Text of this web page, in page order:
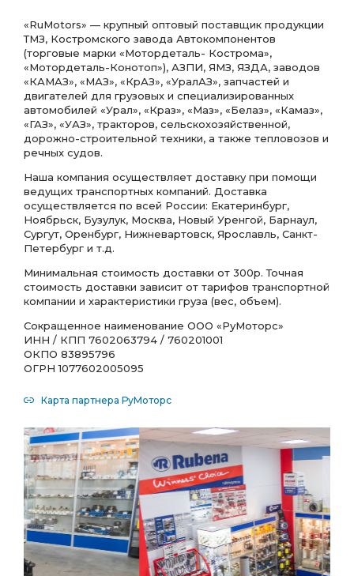
«RuMotors» — крупный оптовый поставщик продукции
ТМЗ, Костромского завода Автокомпонентов
(торговые марки «Мотордеталь- Кострома»,
«Мотордеталь-Конотоп»), АЗПИ, ЯМЗ, ЯЗДА, заводов
«КАМАЗ», «МАЗ», «КрАЗ», «УралАЗ», запчастей и
двигателей для грузовых и специализированных
автомобилей «Урал», «Краз», «Маз», «Белаз», «Камаз»,
«ГАЗ», «УАЗ», тракторов, сельскохозяйственной,
дорожно-строительной техники, а также тепловозов и
речных судов.
Наша компания осуществляет доставку при помощи
ведущих транспортных компаний. Доставка
осуществляется по всей России: Екатеринбург,
Ноябрьск, Бузулук, Москва, Новый Уренгой, Барнаул,
Сургут, Оренбург, Нижневартовск, Ярославль, Санкт-
Петербург и т.д.
Минимальная стоимость доставки от 300р. Точная
стоимость доставки зависит от тарифов транспортной
компании и характеристики груза (вес, объем).
Сокращенное наименование ООО «РуМоторс»
ИНН / КПП 7602063794 / 760201001
ОКПО 83895796
ОГРН 1077602005095
Карта партнера РуМоторс